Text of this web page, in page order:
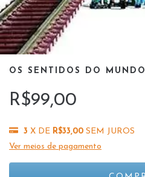
OS SENTIDOS DO MUNDO
R$99,00
3 X DE R$33,00 SEM JUROS
Ver meios de pagamento